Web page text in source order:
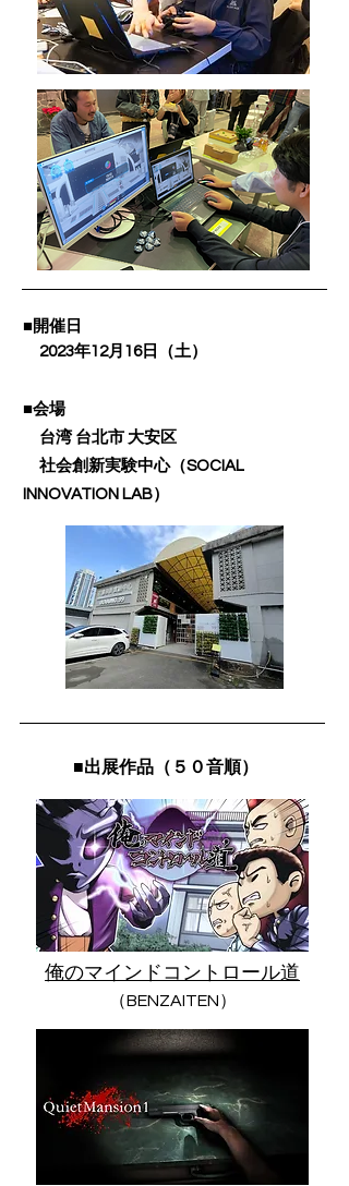
■開催日
​2023年12月16日（土）
■会場
台湾 台北市 大安区
社会創新実験中心（SOCIAL
INNOVATION LAB）
■出展作品（５０音順）
俺のマインドコントロール道
（BENZAITEN）